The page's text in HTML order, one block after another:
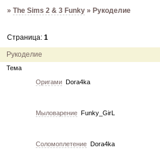
03.10.11
инфо
город из GTA VC в игре TS3
12.04.11
04.04.11
04.04.11
акция акция "Downloads"
»The Sims 2 & 3 Funky » Рукоделие
Рукоделие
Страница:1
Тема
Оригами Dora4ka
Мыловарение Funky_GirL
Соломоплетение Dora4ka